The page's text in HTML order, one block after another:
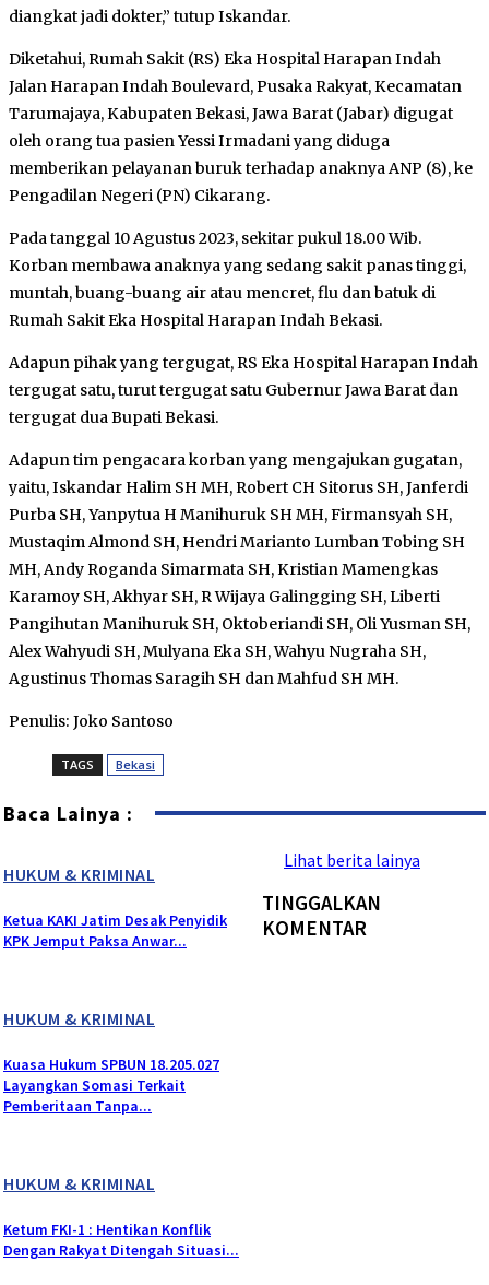
diangkat jadi dokter,” tutup Iskandar.
Diketahui, Rumah Sakit (RS) Eka Hospital Harapan Indah
Jalan Harapan Indah Boulevard, Pusaka Rakyat, Kecamatan
Tarumajaya, Kabupaten Bekasi, Jawa Barat (Jabar) digugat
oleh orang tua pasien Yessi Irmadani yang diduga
memberikan pelayanan buruk terhadap anaknya ANP (8), ke
Pengadilan Negeri (PN) Cikarang.
Pada tanggal 10 Agustus 2023, sekitar pukul 18.00 Wib.
Korban membawa anaknya yang sedang sakit panas tinggi,
muntah, buang-buang air atau mencret, flu dan batuk di
Rumah Sakit Eka Hospital Harapan Indah Bekasi.
Adapun pihak yang tergugat, RS Eka Hospital Harapan Indah
tergugat satu, turut tergugat satu Gubernur Jawa Barat dan
tergugat dua Bupati Bekasi.
Adapun tim pengacara korban yang mengajukan gugatan,
yaitu, Iskandar Halim SH MH, Robert CH Sitorus SH, Janferdi
Purba SH, Yanpytua H Manihuruk SH MH, Firmansyah SH,
Mustaqim Almond SH, Hendri Marianto Lumban Tobing SH
MH, Andy Roganda Simarmata SH, Kristian Mamengkas
Karamoy SH, Akhyar SH, R Wijaya Galingging SH, Liberti
Pangihutan Manihuruk SH, Oktoberiandi SH, Oli Yusman SH,
Alex Wahyudi SH, Mulyana Eka SH, Wahyu Nugraha SH,
Agustinus Thomas Saragih SH dan Mahfud SH MH.
Penulis: Joko Santoso
TAGS Bekasi
Baca Lainya :
HUKUM & KRIMINAL
Ketua KAKI Jatim Desak Penyidik
KPK Jemput Paksa Anwar...
HUKUM & KRIMINAL
Kuasa Hukum SPBUN 18.205.027
Layangkan Somasi Terkait
Pemberitaan Tanpa...
HUKUM & KRIMINAL
Ketum FKI-1 : Hentikan Konflik
Dengan Rakyat Ditengah Situasi...
Lihat berita lainya
TINGGALKAN
KOMENTAR